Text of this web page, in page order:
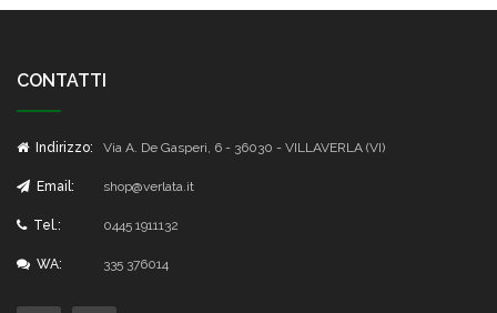
CONTATTI
Indirizzo: Via A. De Gasperi, 6 - 36030 - VILLAVERLA (VI)
Email: shop@verlata.it
Tel.: 0445 1911132
WA: 335 376014